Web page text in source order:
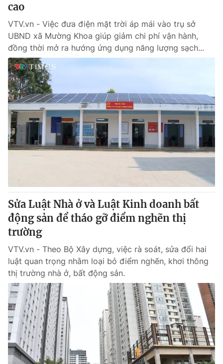
Phim VTV
Hậu trường
Nhân vật
Khán giả
Giải sao mai
Giải trí
Điện ảnh
Âm nhạc
Sao
Đời sống
Du lịch
Làm đẹp
Chất lượng cuộc sống
Giáo dục
Tuyển sinh
Học trực tuyến
Công nghệ
Hitech Công nghệ tương lai
Sản phẩm
Tư vấn
Giao lưu trực tuyến
Chuyên mục khác
Emagazine Podcast
Photo Infographic
Video Shorts video
VTV Money VTV Thể thao
VTV Sức khoẻ Bất động sản
cao
VTV.vn - Việc đưa điện mặt trời áp mái vào trụ sở
UBND xã Mường Khoa giúp giảm chi phí vận hành,
đồng thời mở ra hướng ứng dụng năng lượng sạch...
Sửa Luật Nhà ở và Luật Kinh doanh bất
động sản để tháo gỡ điểm nghẽn thị
trường
VTV.vn - Theo Bộ Xây dựng, việc rà soát, sửa đổi hai
luật quan trọng nhằm loại bỏ điểm nghẽn, khơi thông
thị trường nhà ở, bất động sản.